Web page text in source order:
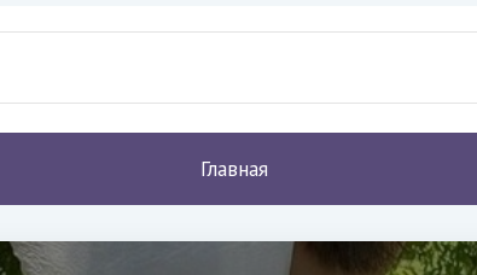
Главная